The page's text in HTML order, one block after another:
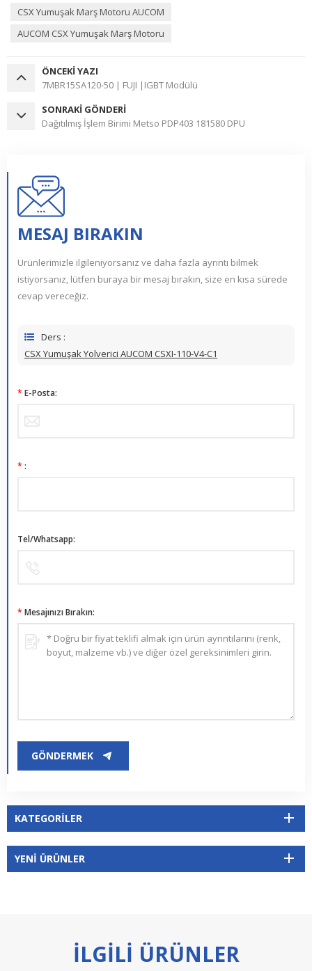
CSX Yumuşak Marş Motoru AUCOM
AUCOM CSX Yumuşak Marş Motoru
ÖNCEKI YAZI
7MBR15SA120-50 | FUJI |IGBT Modülü
SONRAKI GÖNDERI
Dağıtılmış İşlem Birimi Metso PDP403 181580 DPU
MESAJ BIRAKIN
Ürünlerimizle ilgileniyorsanız ve daha fazla ayrıntı bilmek
istiyorsanız, lütfen buraya bir mesaj bırakın, size en kısa sürede
cevap vereceğiz.
Ders :
CSX Yumuşak Yolverici AUCOM CSXI-110-V4-C1
* E-Posta:
* :
Tel/Whatsapp:
* Mesajınızı Bırakın:
GÖNDERMEK
KATEGORILER
YENI ÜRÜNLER
ILGILI ÜRÜNLER